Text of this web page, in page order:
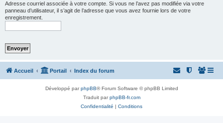
Adresse courriel associée à votre compte. Si vous ne l’avez pas modifiée via votre
panneau d’utilisateur, il s’agit de l’adresse que vous avez fournie lors de votre
enregistrement.
Accueil Portail Index du forum
Développé parphpBB® Forum Software © phpBB Limited
Traduit parphpBB-fr.com
Confidentialité | Conditions